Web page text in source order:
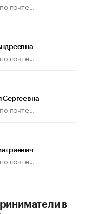
Как живет глава
почте...
почте...
Сергеевна
почте...
почте...
в